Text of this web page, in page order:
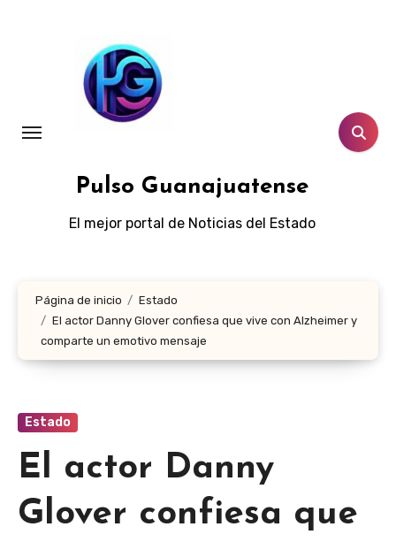
Pulso Guanajuatense
El mejor portal de Noticias del Estado
Página de inicio
Estado
El actor Danny Glover confiesa que vive con Alzheimer y
comparte un emotivo mensaje
Estado
El actor Danny
Glover confiesa que